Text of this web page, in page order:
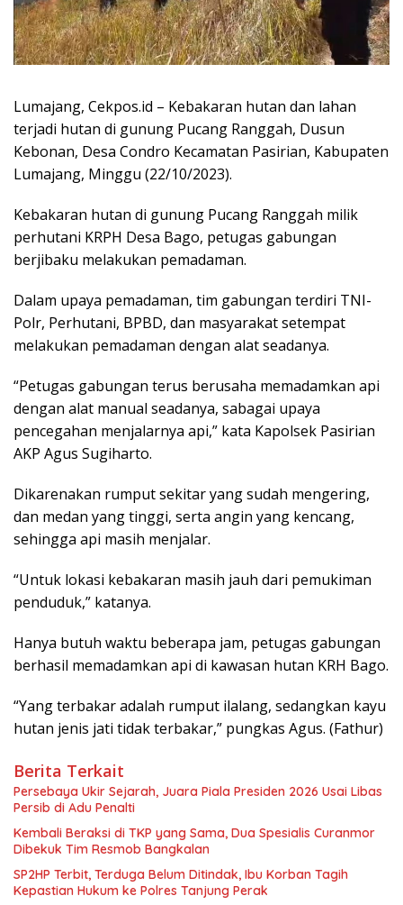
Lumajang, Cekpos.id – Kebakaran hutan dan lahan
terjadi hutan di gunung Pucang Ranggah, Dusun
Kebonan, Desa Condro Kecamatan Pasirian, Kabupaten
Lumajang, Minggu (22/10/2023).
Kebakaran hutan di gunung Pucang Ranggah milik
perhutani KRPH Desa Bago, petugas gabungan
berjibaku melakukan pemadaman.
Dalam upaya pemadaman, tim gabungan terdiri TNI-
Polr, Perhutani, BPBD, dan masyarakat setempat
melakukan pemadaman dengan alat seadanya.
“Petugas gabungan terus berusaha memadamkan api
dengan alat manual seadanya, sabagai upaya
pencegahan menjalarnya api,” kata Kapolsek Pasirian
AKP Agus Sugiharto.
Dikarenakan rumput sekitar yang sudah mengering,
dan medan yang tinggi, serta angin yang kencang,
sehingga api masih menjalar.
“Untuk lokasi kebakaran masih jauh dari pemukiman
penduduk,” katanya.
Hanya butuh waktu beberapa jam, petugas gabungan
berhasil memadamkan api di kawasan hutan KRH Bago.
“Yang terbakar adalah rumput ilalang, sedangkan kayu
hutan jenis jati tidak terbakar,” pungkas Agus. (Fathur)
Berita Terkait
Persebaya Ukir Sejarah, Juara Piala Presiden 2026 Usai Libas
Persib di Adu Penalti
Kembali Beraksi di TKP yang Sama, Dua Spesialis Curanmor
Dibekuk Tim Resmob Bangkalan
SP2HP Terbit, Terduga Belum Ditindak, Ibu Korban Tagih
Kepastian Hukum ke Polres Tanjung Perak